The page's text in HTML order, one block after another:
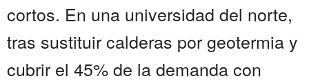
cortos. En una universidad del norte,
tras sustituir calderas por geotermia y
cubrir el 45% de la demanda con